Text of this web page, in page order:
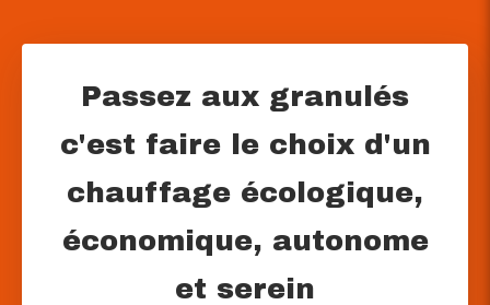
Passez aux granulés
c'est faire le choix d'un
chauffage écologique,
économique, autonome
et serein